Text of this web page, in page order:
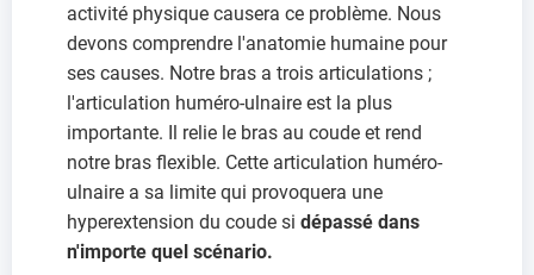
activité physique causera ce problème. Nous
devons comprendre l'anatomie humaine pour
ses causes. Notre bras a trois articulations ;
l'articulation huméro-ulnaire est la plus
importante. Il relie le bras au coude et rend
notre bras flexible. Cette articulation huméro-
ulnaire a sa limite qui provoquera une
hyperextension du coude si dépassé dans
n'importe quel scénario.